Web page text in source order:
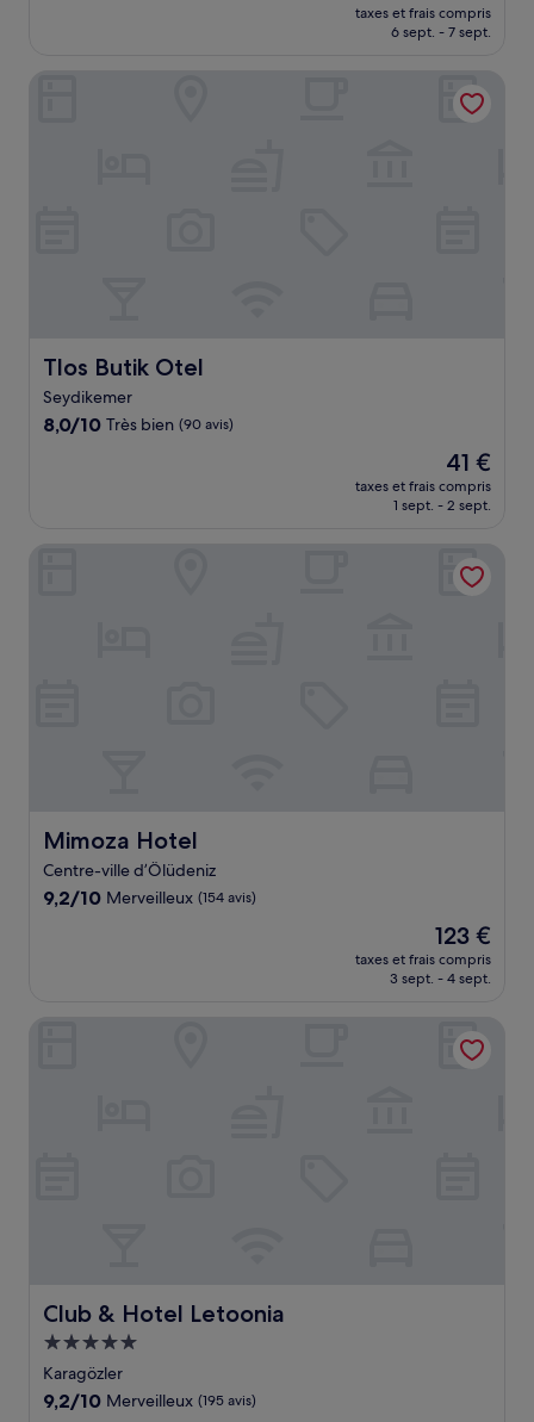
nouveau
prix
de
221 €
taxes et frais compris
6 sept. - 7 sept.
Tlos Butik Otel
Tlos Butik Otel
Seydikemer
8.0
8,0/10 Très bien (90 avis)
Le
nouveau
prix
de
41 €
41 €
taxes et frais compris
1 sept. - 2 sept.
Mimoza Hotel
Mimoza Hotel
Centre-ville d’Ölüdeniz
9.2
9,2/10 Merveilleux (154 avis)
Le
nouveau
prix
de
123 €
123 €
taxes et frais compris
3 sept. - 4 sept.
Club & Hotel Letoonia
Club & Hotel Letoonia
Hébergement
5.0 étoiles
Karagözler
9.2
9,2/10 Merveilleux (195 avis)